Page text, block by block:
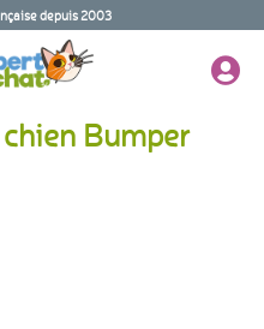
depuis 2003
Bumper